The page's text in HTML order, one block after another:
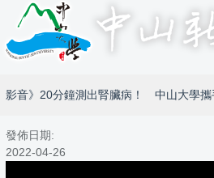
影音》20分鐘測出腎臟病！ 中山大學攜
發佈日期:
2022-04-26